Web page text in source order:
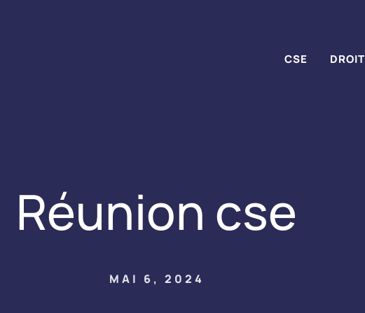
CSE DROIT
Réunion cse
MAI 6, 2024